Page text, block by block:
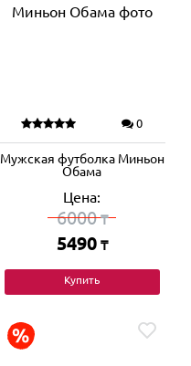
0
Мужская футболка Миньон
Обама
Цена:
6000₸
5490 ₸
Купить